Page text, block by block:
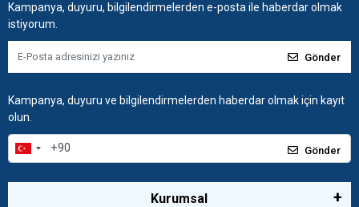
Kampanya, duyuru, bilgilendirmelerden e-posta ile haberdar olmak
istiyorum.
Gönder
Kampanya, duyuru ve bilgilendirmelerden haberdar olmak için kayıt
olun.
Gönder
Kurumsal